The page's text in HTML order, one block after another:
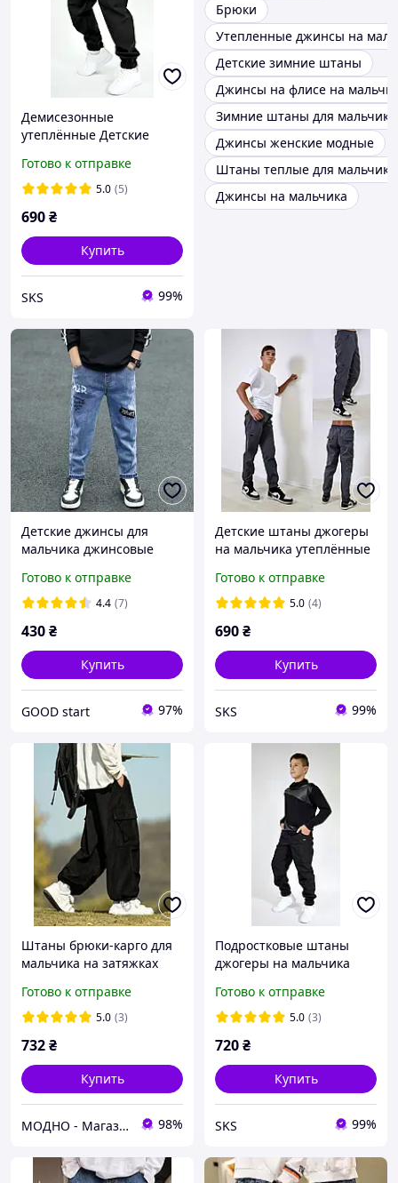
Демисезонные
утеплённые Детские
софтшелл
Готово к отправке
5.0 (5)
690₴
Купить
SKS 99%
Брюки
Утепленные джинсы на
Детские зимние штаны
Джинсы на флисе на
Зимние штаны для
Джинсы женские модные
Штаны теплые для мальчика
Джинсы на мальчика
Детские джинсы для
мальчика джинсовые
джинс для детей
Готово к отправке
4.4 (7)
430₴
Купить
GOOD start 97%
Детские штаны джогеры
на мальчика утеплённые
Готово к отправке
5.0 (4)
690₴
Купить
SKS 99%
Штаны брюки-карго для
мальчика на затяжках
Готово к отправке
5.0 (3)
732₴
Купить
МОДНО - Магазин детской и женской одежды и обуви 98%
Подростковые штаны
джогеры на мальчика
Готово к отправке
5.0 (3)
720₴
Купить
SKS 99%